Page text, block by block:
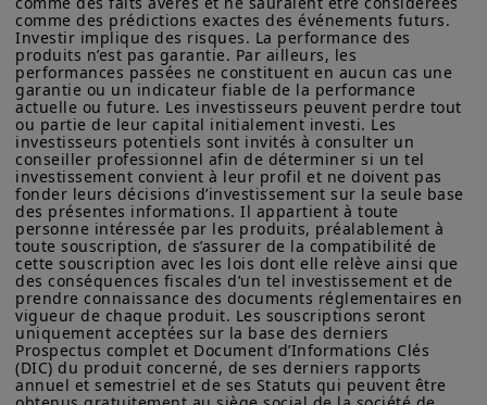
fonds secondaires, afin d’offrir
davantage de liquidités et des
allocations plus dynamiques. La
sélectivité sera le mot d’ordre dans un
contexte marqué par d’énormes flux de
capitaux vers ces marchés.
En savoir plus
mobilières des États-Unis ou de toute autre loi d’un État
américain. Par conséquent, aucun produit d'investissement ne
peut être offert ou vendu directement ou indirectement aux
États-Unis d'Amérique (y compris dans les territoires et
possessions américains), aux résidents et citoyens des États-
Unis d'Amérique ou à des « Ressortissants des États-Unis ». Si
vous êtes un « Ressortissant des États-Unis », vous n'êtes pas
autorisé à accéder à ce site et vous êtes invité à vous
connecter à amundi.com/usinvestors.
Les informations disponibles sur ce site sont fournies à titre
informatif seulement. Aucune information fournie ne constitue
une offre d’achat, une sollicitation de vente de titres, un conseil
d’investissement quant à l'achat ou à la vente d’un titre, une
offre ou une sollicitation par Amundi Canada ou une de ses
sociétés affiliées de fournir un conseil d'investissement ou un
service financier, juridique, fiscal ou de placement ni d’acheter
ou vendre des titres ou d’autres instruments financiers. Les
informations contenues sur ce site proviennent d’Amundi
Canada ou de sources considérées comme fiables par Amundi
Canada. Amundi Canada n’a pas vérifié indépendamment cette
comme des prédictions exactes des événements futurs.
Investir implique des risques. La performance des
produits n’est pas garantie. Par ailleurs, les
performances passées ne constituent en aucun cas une
garantie ou un indicateur fiable de la performance
actuelle ou future. Les investisseurs peuvent perdre tout
ou partie de leur capital initialement investi. Les
investisseurs potentiels sont invités à consulter un
conseiller professionnel afin de déterminer si un tel
investissement convient à leur profil et ne doivent pas
fonder leurs décisions d’investissement sur la seule base
des présentes informations. Il appartient à toute
personne intéressée par les produits, préalablement à
toute souscription, de s’assurer de la compatibilité de
cette souscription avec les lois dont elle relève ainsi que
des conséquences fiscales d’un tel investissement et de
prendre connaissance des documents réglementaires en
vigueur de chaque produit. Les souscriptions seront
uniquement acceptées sur la base des derniers
Prospectus complet et Document d’Informations Clés
(DIC) du produit concerné, de ses derniers rapports
annuel et semestriel et de ses Statuts qui peuvent être